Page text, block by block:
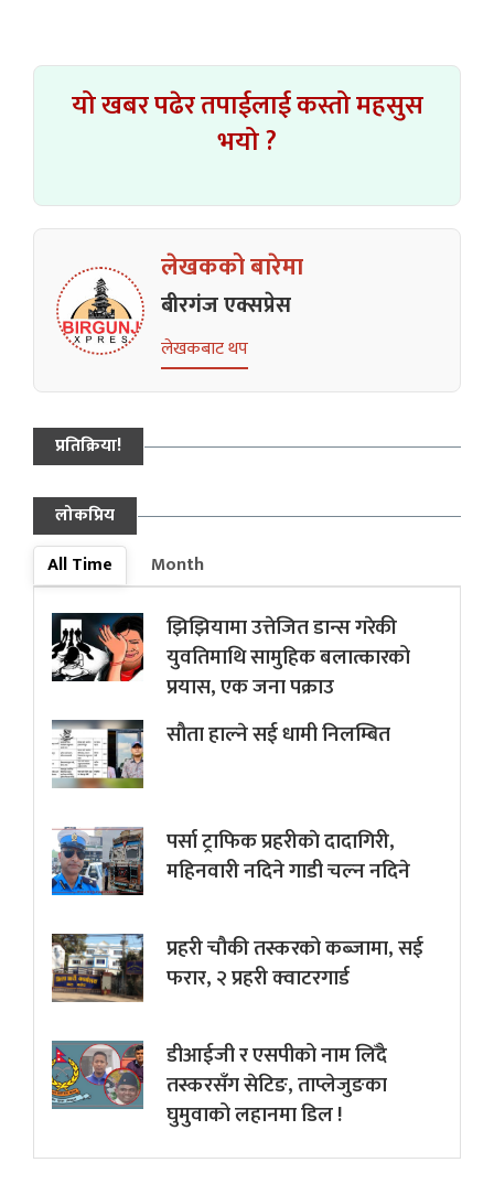
यो खबर पढेर तपाईलाई कस्तो महसुस
भयो ?
लेखकको बारेमा
बीरगंज एक्सप्रेस
लेखकबाट थप
प्रतिक्रिया!
लोकप्रिय
All Time
Month
झिझियामा उत्तेजित डान्स गरेकी
युवतिमाथि सामुहिक बलात्कारको
प्रयास, एक जना पक्राउ
सौता हाल्ने सई धामी निलम्बित
पर्सा ट्राफिक प्रहरीकाे दादागिरी,
महिनवारी नदिने गाडी चल्न नदिने
प्रहरी चौकी तस्करको कब्जामा, सई
फरार, २ प्रहरी क्वाटरगार्ड
डीआईजी र एसपीको नाम लिँदै
तस्करसँग सेटिङ, ताप्लेजुङका
घुमुवाको लहानमा डिल !